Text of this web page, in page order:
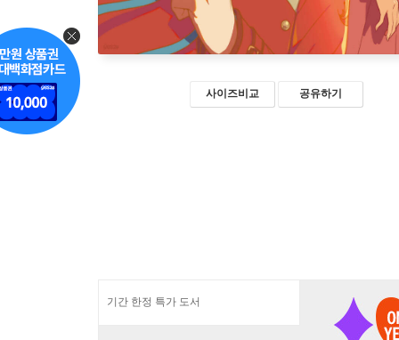
사이즈비교 공유하기
기간 한정 특가 도서